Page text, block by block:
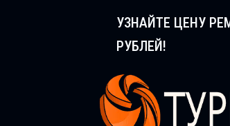
УЗНАЙТЕ ЦЕНУ
РУБЛЕЙ!